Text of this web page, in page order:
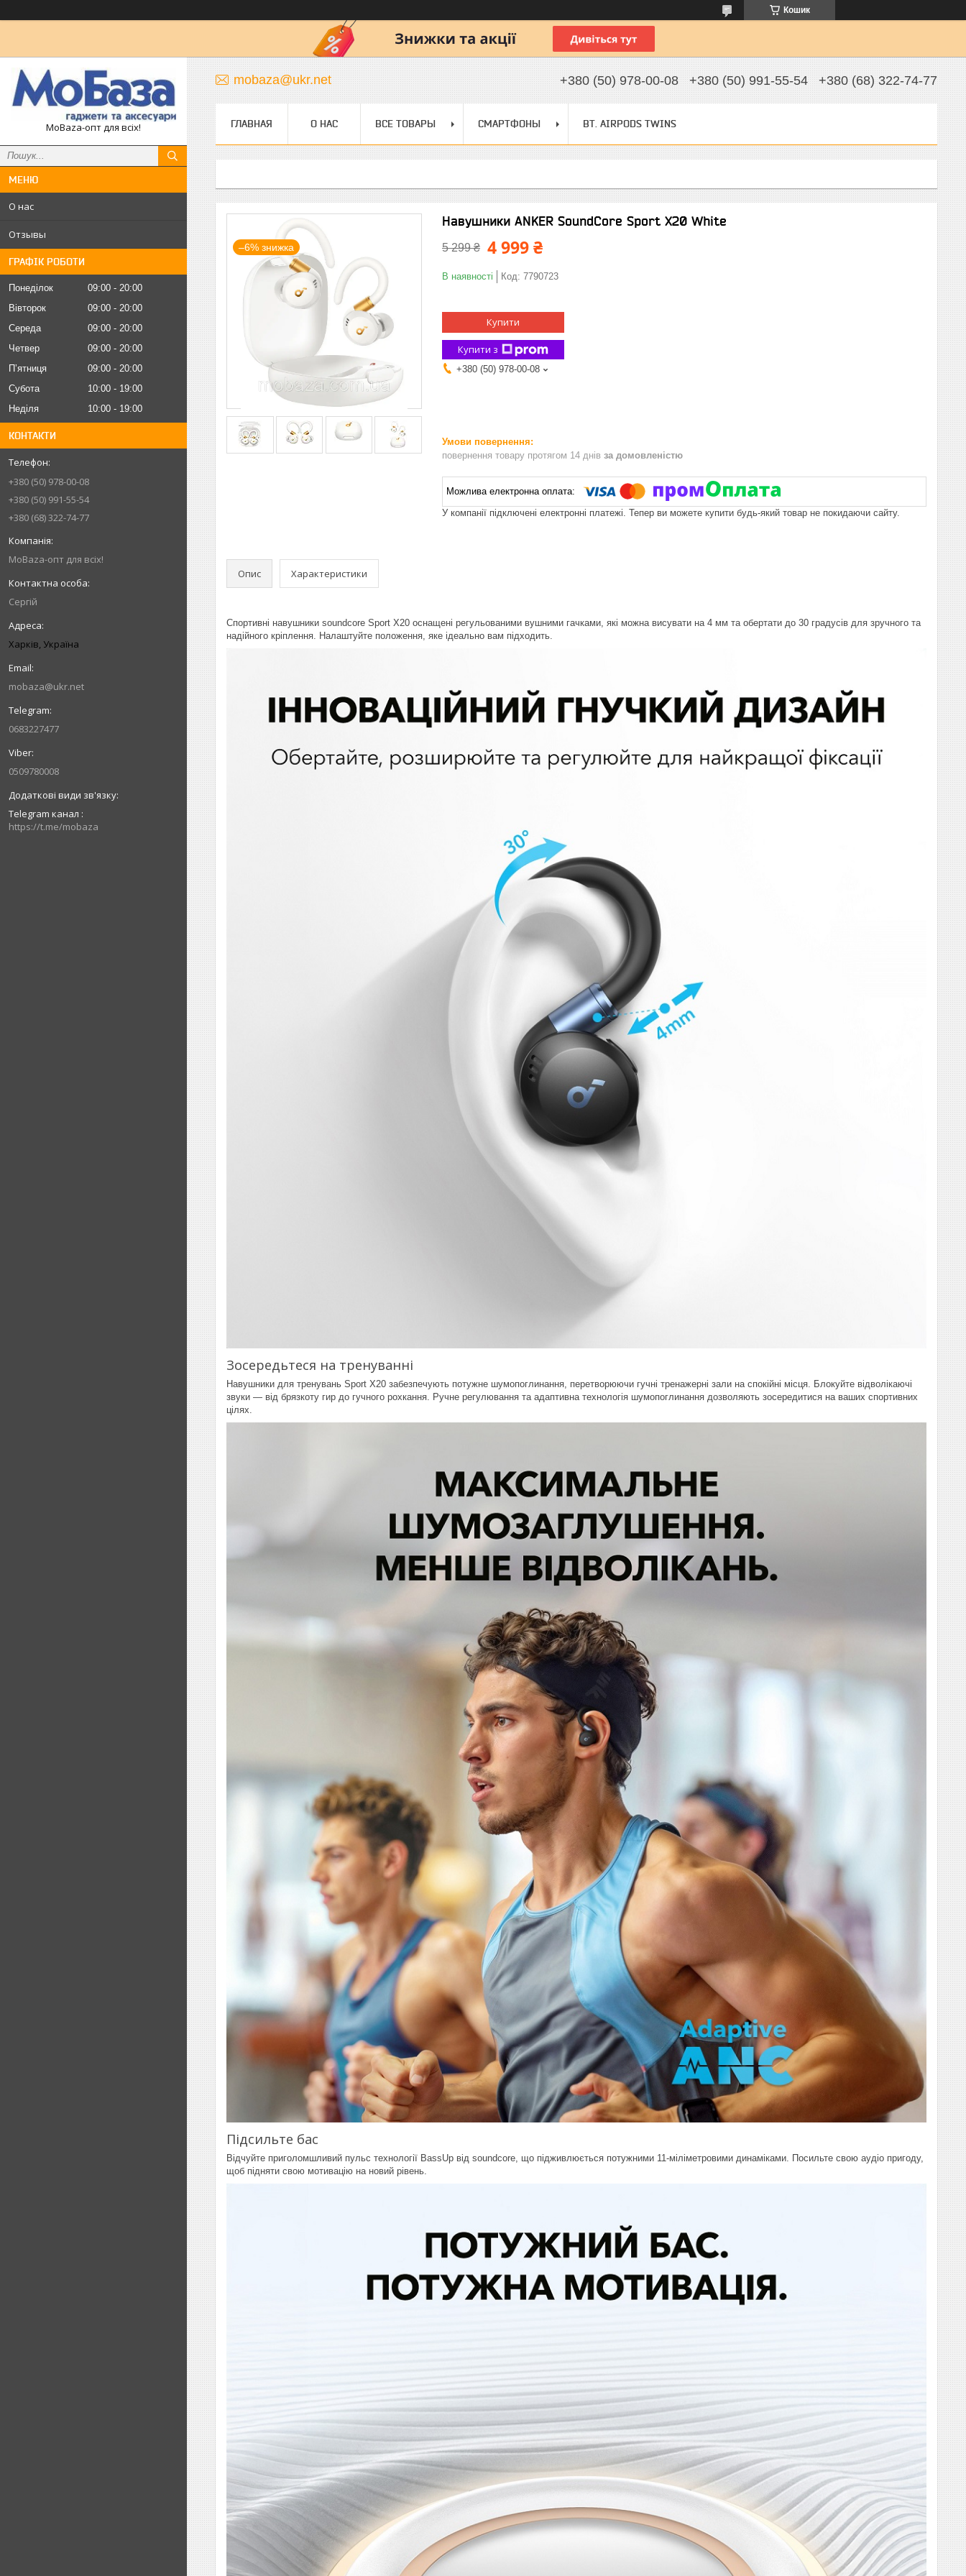
Кошик
MoBaza-опт для всіх!
О нас
Отзывы
ГРАФІК РОБОТИ
Понеділок 09:00
20:00
Вівторок
09:00
20:00
Середа
09:00
20:00
Четвер
09:00
20:00
Пʼятниця
09:00
20:00
Субота
10:00
19:00
Неділя
10:00 19:00
КОНТАКТИ
+380 (50) 978-00-08
+380 (50) 991-55-54
+380 (68) 322-74-77
MoBaza-опт для всіх!
Сергій
Харків, Україна
mobaza@ukr.net
0683227477
0509780008
Telegram канал
https://t.me/mobaza
mobaza@ukr.net +380 (50) 978-00-08 +380 (50) 991-55-54 +380 (68) 322-74-77
ГЛАВНАЯ О НАС ВСЕ ТОВАРЫ СМАРТФОНЫ BT. AIRPODS TWINS
–6%
Навушники ANKER SoundСore Sport X20 White
5 299 ₴ 4 999 ₴
В наявності Код: 7790723
Купити
Купити з
+380 (50) 978-00-08
повернення товару протягом 14 днів за домовленістю
У компанії підключені електронні платежі. Тепер ви можете купити будь-який товар не покидаючи сайту.
Опис Характеристики
Спортивні навушники soundcore Sport X20 оснащені регульованими вушними гачками, які можна висувати на 4 мм та обертати до 30 градусів для зручного та
надійного кріплення. Налаштуйте положення, яке ідеально вам підходить.
Зосередьтеся на тренуванні
Навушники для тренувань Sport X20 забезпечують потужне шумопоглинання, перетворюючи гучні тренажерні зали на спокійні місця. Блокуйте відволікаючі
звуки — від брязкоту гир до гучного рохкання. Ручне регулювання та адаптивна технологія шумопоглинання дозволяють зосередитися на ваших спортивних
цілях.
Підсильте бас
Відчуйте приголомшливий пульс технології BassUp від soundcore, що підживлюється потужними 11-міліметровими динаміками. Посильте свою аудіо пригоду,
щоб підняти свою мотивацію на новий рівень.